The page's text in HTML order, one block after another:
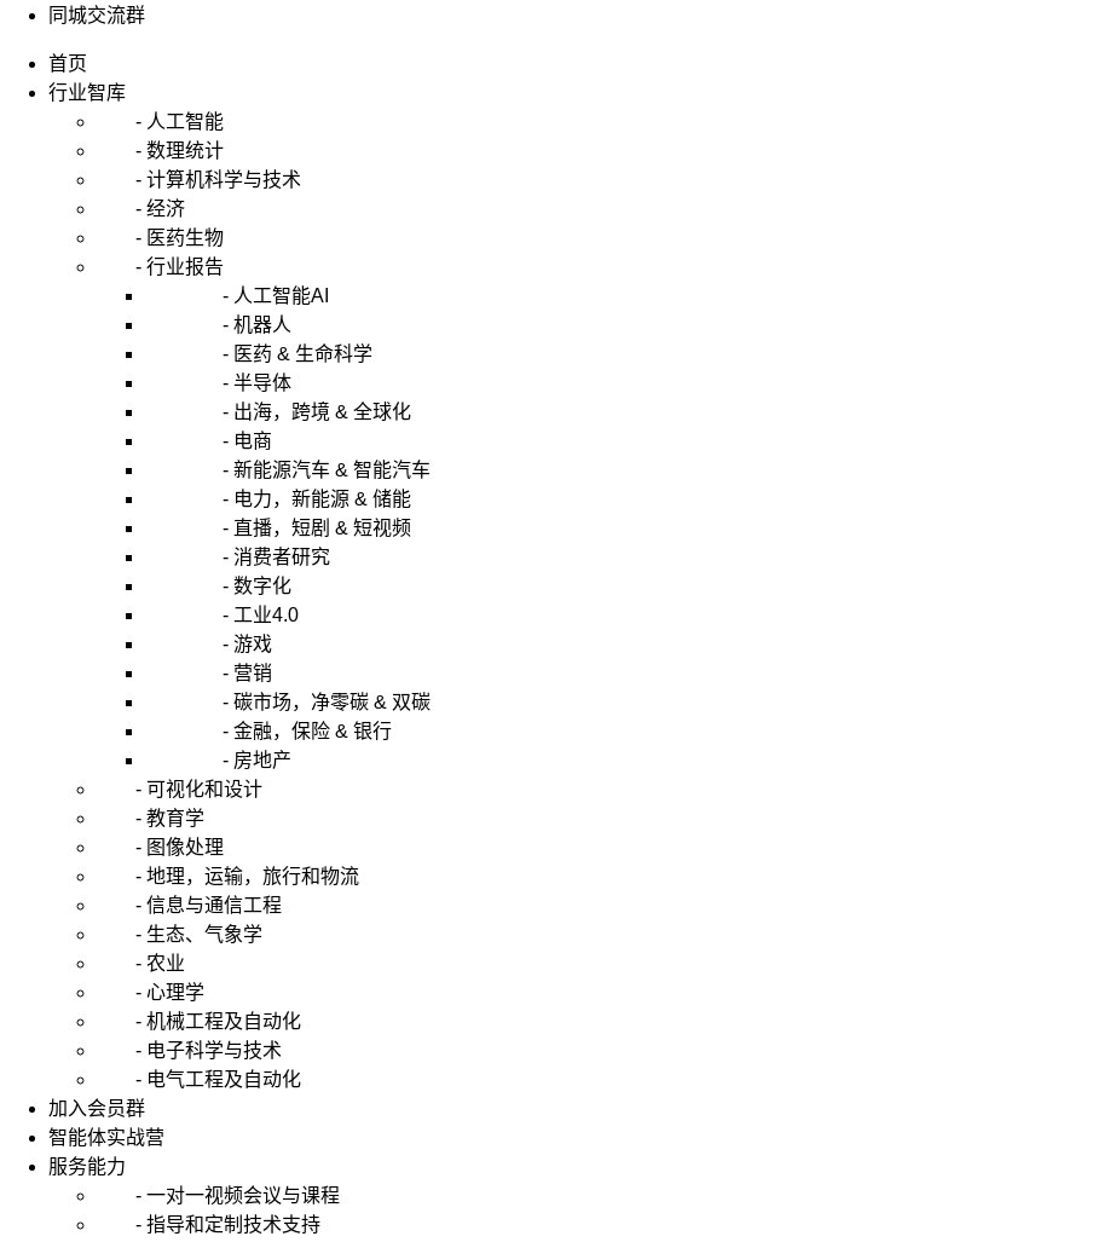
同城交流群
首页
行业智库
- 人工智能
- 数理统计
- 计算机科学与技术
- 经济
- 医药生物
- 行业报告
- 人工智能AI
- 机器人
- 医药 & 生命科学
- 半导体
- 出海，跨境 & 全球化
- 电商
- 新能源汽车 & 智能汽车
- 电力，新能源 & 储能
- 直播，短剧 & 短视频
- 消费者研究
- 数字化
- 工业4.0
- 游戏
- 营销
- 碳市场，净零碳 & 双碳
- 金融，保险 & 银行
- 房地产
- 可视化和设计
- 教育学
- 图像处理
- 地理，运输，旅行和物流
- 信息与通信工程
- 生态、气象学
- 农业
- 心理学
- 机械工程及自动化
- 电子科学与技术
- 电气工程及自动化
加入会员群
智能体实战营
服务能力
- 一对一视频会议与课程
- 指导和定制技术支持